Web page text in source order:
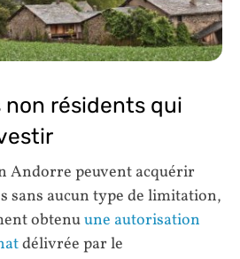
non résidents qui
Andorre peuvent acquérir
sans aucun type de limitation,
obtenuune autorisation
délivrée par le